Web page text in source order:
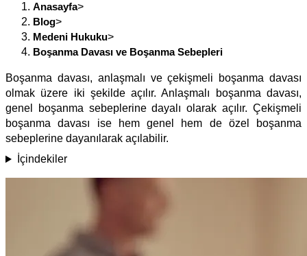
Anasayfa>
Blog>
Medeni Hukuku>
Boşanma Davası ve Boşanma Sebepleri
Boşanma davası, anlaşmalı ve çekişmeli boşanma davası
olmak üzere iki şekilde açılır. Anlaşmalı boşanma davası,
genel boşanma sebeplerine dayalı olarak açılır. Çekişmeli
boşanma davası ise hem genel hem de özel boşanma
sebeplerine dayanılarak açılabilir.
İçindekiler